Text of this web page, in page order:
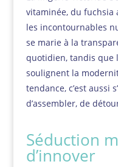
vitaminée, du fuchsia
les incontournables
se marie à la
quotidien, tandis que
soulignent la
tendance, c’est aussi
d’assembler, de
Séduction
d’innover